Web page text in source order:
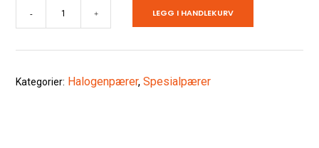
Halogenpære
G8
50w
antall
- + LEGG I HANDLEKURV
Kategorier: Halogenpærer,Spesialpærer